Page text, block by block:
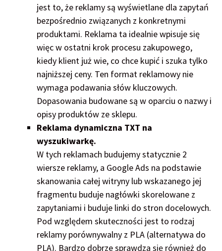
jest to, że reklamy są wyświetlane dla zapytań
bezpośrednio związanych z konkretnymi
produktami. Reklama ta idealnie wpisuje się
więc w ostatni krok procesu zakupowego,
kiedy klient już wie, co chce kupić i szuka tylko
najniższej ceny. Ten format reklamowy nie
wymaga podawania słów kluczowych.
Dopasowania budowane są w oparciu o nazwy i
opisy produktów ze sklepu.
Reklama dynamiczna TXT na
wyszukiwarkę.
W tych reklamach budujemy statycznie 2
wiersze reklamy, a Google Ads na podstawie
skanowania całej witryny lub wskazanego jej
fragmentu buduje nagłówki skorelowane z
zapytaniami i buduje linki do stron docelowych.
Pod względem skuteczności jest to rodzaj
reklamy porównywalny z PLA (alternatywa do
PLA). Bardzo dobrze sprawdza się również do